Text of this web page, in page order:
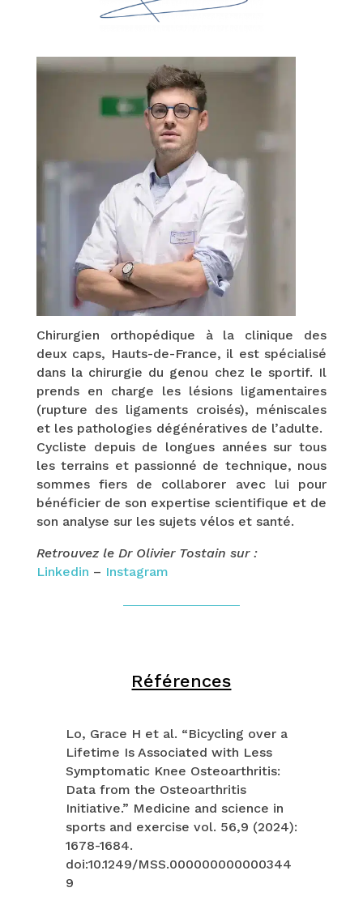
Chirurgien orthopédique à la clinique des
deux caps, Hauts-de-France, il est spécialisé
dans la chirurgie du genou chez le sportif. Il
prends en charge les lésions ligamentaires
(rupture des ligaments croisés), méniscales
et les pathologies dégénératives de l’adulte.
Cycliste depuis de longues années sur tous
les terrains et passionné de technique, nous
sommes fiers de collaborer avec lui pour
bénéficier de son expertise scientifique et de
son analyse sur les sujets vélos et santé.
Retrouvez le Dr Olivier Tostain sur :
Linkedin – Instagram
Références
Lo, Grace H et al. “Bicycling over a
Lifetime Is Associated with Less
Symptomatic Knee Osteoarthritis:
Data from the Osteoarthritis
Initiative.” Medicine and science in
sports and exercise vol. 56,9 (2024):
1678-1684.
doi:10.1249/MSS.000000000000344
9